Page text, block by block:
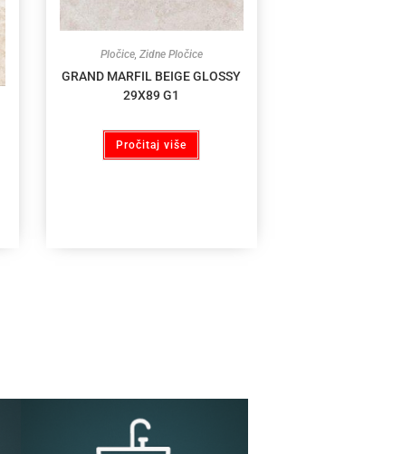
Pločice, Zidne Pločice
GRAND MARFIL BEIGE GLOSSY
29X89 G1
Pročitaj više